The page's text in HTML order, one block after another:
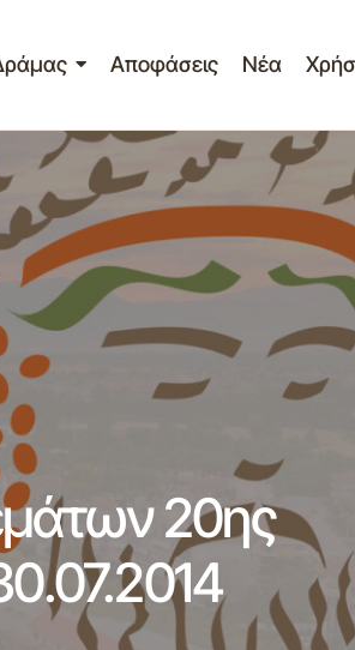
Αποφάσεις Νέα
Τύπου – Πίνακα Θεμάτων 20ης
20ης